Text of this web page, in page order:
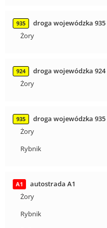
935
droga wojewódzka 935
Żory
924
droga wojewódzka 924
Żory
935
droga wojewódzka 935
Żory
Rybnik
A1
autostrada A1
Żory
Rybnik